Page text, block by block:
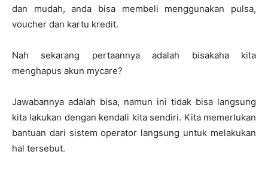
dan mudah, anda bisa membeli menggunakan pulsa,
voucher dan kartu kredit.
Nah sekarang pertaannya adalah bisakaha kita
menghapus akun mycare?
Jawabannya adalah bisa, namun ini tidak bisa langsung
kita lakukan dengan kendali kita sendiri. Kita memerlukan
bantuan dari sistem operator langsung untuk melakukan
hal tersebut.